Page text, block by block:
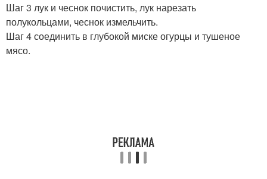
Шаг 3 лук и чеснок почистить, лук нарезать
полукольцами, чеснок измельчить.
Шаг 4 соединить в глубокой миске огурцы и тушеное
мясо.